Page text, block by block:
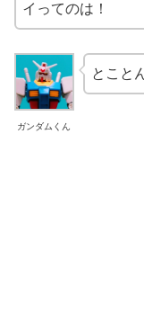
イってのは！
ガンダムくん
とこと